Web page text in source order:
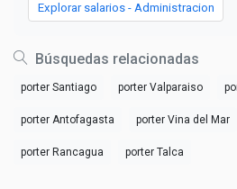
Explorar salarios - Administracion
Búsquedas relacionadas
porter Santiago porter Valparaiso
porter Antofagasta porter Vina del Mar
porter Rancagua porter Talca